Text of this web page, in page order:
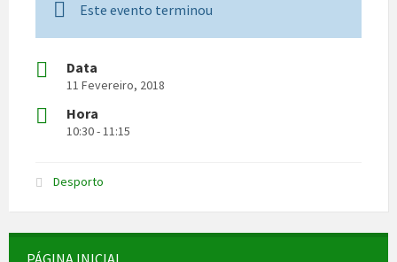
Este evento terminou
Data
11 Fevereiro, 2018
Hora
10:30 - 11:15
Desporto